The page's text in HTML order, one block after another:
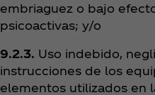
embriaguez o bajo
psicoactivas; y/o
9.2.3. Uso indebido,
instrucciones de los
elementos utilizados en